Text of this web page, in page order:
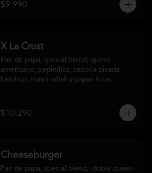
$9.990
X La Crust
Pan de papa, special blend, queso
americano, pepinillos, cebolla picada,
ketchup, mayo relish y papas fritas
$10.290
Cheeseburger
Pan de papa, special blend,  doble queso